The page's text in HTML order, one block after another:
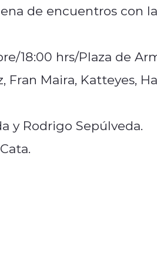
de encuentros con
18:00 hrs/Plaza de
Fran Maira, Katteyes,
y Rodrigo Sepúlveda.